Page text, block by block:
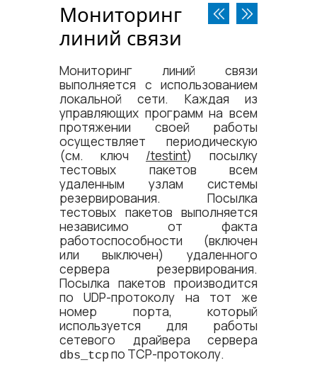
Мониторинг
линий связи
Мониторинг линий связи
выполняется с использованием
локальной сети. Каждая из
управляющих программ на всем
протяжении своей работы
осуществляет периодическую
(см. ключ /testint) посылку
тестовых пакетов всем
удаленным узлам системы
резервирования. Посылка
тестовых пакетов выполняется
независимо от факта
работоспособности (включен
или выключен) удаленного
сервера резервирования.
Посылка пакетов производится
по UDP-протоколу на тот же
номер порта, который
используется для работы
сетевого драйвера сервера
dbs_tcp по TCP-протоколу.